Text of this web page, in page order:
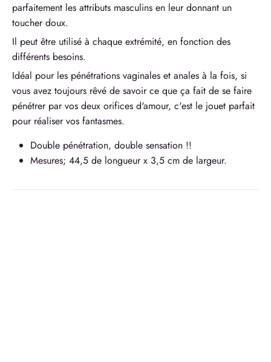
parfaitement les attributs masculins en leur donnant un
toucher doux.
Il peut être utilisé à chaque extrémité, en fonction des
différents besoins.
Idéal pour les pénétrations vaginales et anales à la fois, si
vous avez toujours rêvé de savoir ce que ça fait de se faire
pénétrer par vos deux orifices d'amour, c'est le jouet parfait
pour réaliser vos fantasmes.
Double pénétration, double sensation !!
Mesures; 44,5 de longueur x 3,5 cm de largeur.